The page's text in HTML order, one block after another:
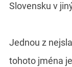
Slovensku v
Jednou z
tohoto jména